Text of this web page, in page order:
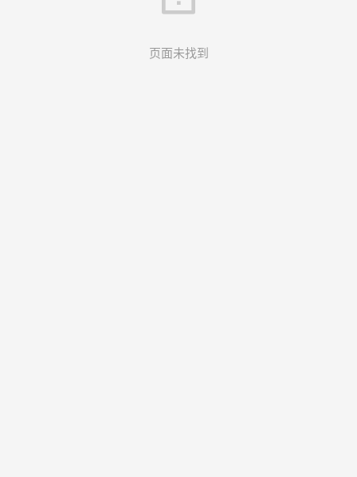
页面未找到